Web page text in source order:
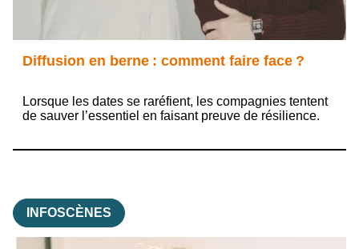
Diffusion en berne : comment faire face ?
Lorsque les dates se raréfient, les compagnies tentent
de sauver l’essentiel en faisant preuve de résilience.
INFOSCÈNES